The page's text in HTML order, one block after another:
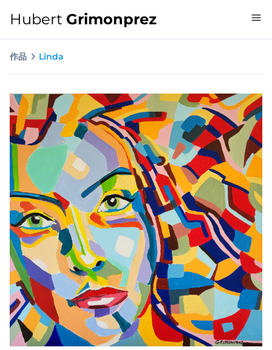
Hubert Grimonprez
作品 Linda